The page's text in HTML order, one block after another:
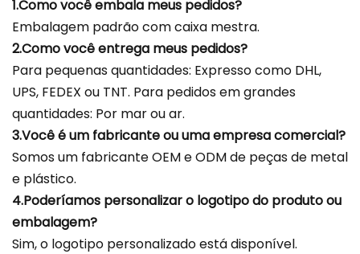
1.Como você embala meus pedidos?
Embalagem padrão com caixa mestra.
2.Como você entrega meus pedidos?
Para pequenas quantidades: Expresso como DHL,
UPS, FEDEX ou TNT. Para pedidos em grandes
quantidades: Por mar ou ar.
3.Você é um fabricante ou uma empresa comercial?
Somos um fabricante OEM e ODM de peças de metal
e plástico.
4.Poderíamos personalizar o logotipo do produto ou
embalagem?
Sim, o logotipo personalizado está disponível.